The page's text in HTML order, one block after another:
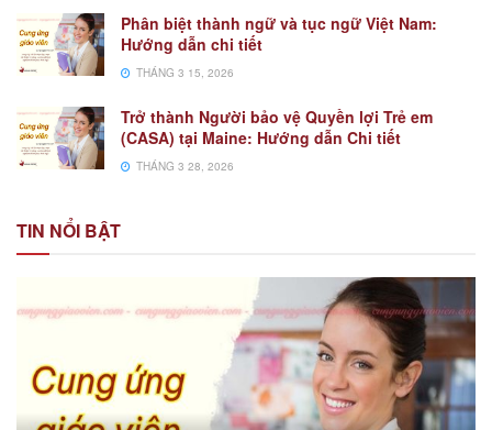
Phân biệt thành ngữ và tục ngữ Việt Nam:
Hướng dẫn chi tiết
THÁNG 3 15, 2026
Trở thành Người bảo vệ Quyền lợi Trẻ em
(CASA) tại Maine: Hướng dẫn Chi tiết
THÁNG 3 28, 2026
TIN NỔI BẬT